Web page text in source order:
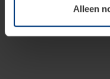
wijzigen of herroepen.
Alleen